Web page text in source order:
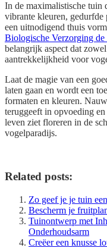
In de maximalistische tuin
vibrante kleuren, gedurfde
een uitnodigend thuis
Biologische Verzorging
belangrijk aspect dat
aantrekkelijkheid voor
Laat de magie van een
laten gaan en wordt een
formaten en kleuren.
teruggeeft in opvoeding
leven ziet floreren in de
vogelparadijs.
Related posts:
Zo geef je je tuin
Bescherm je
Tuinontwerp met
Onderhoudsarm
Creëer een knusse